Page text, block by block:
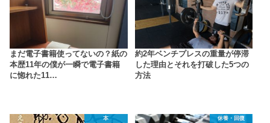
まだ電子書籍使ってないの？紙の
本歴11年の僕が一瞬で電子書籍
に惚れた11…
約2年ベンチプレスの重量が停滞
した理由とそれを打破した5つの
方法
本 休養・回復